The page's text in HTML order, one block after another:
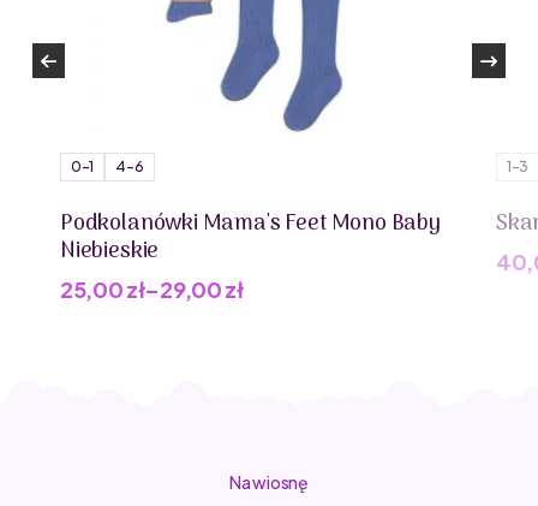
najwyższa jakość wykonania. Wykonane z lekkich,
trwałych i odpornych na zarysowania materiałów,
zapewniają komfort noszenia oraz długowieczność
użytkowania. Marka dba także o ekologię, stosując
materiały przyjazne środowisku tam, gdzie to możliwe.
Każdy z produktów łączy nowoczesny wygląd z
funkcjonalnością, zapewniając wygodę i ochronę na co
dzień.
0-1 4-6
Podkolanówki Mama's Feet Mono Baby
Niebieskie
25,00zł–29,00zł
1-3
Na wiosnę